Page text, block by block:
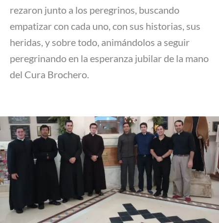
rezaron junto a los peregrinos, buscando
empatizar con cada uno, con sus historias, sus
heridas, y sobre todo, animándolos a seguir
peregrinando en la esperanza jubilar de la mano
del Cura Brochero.